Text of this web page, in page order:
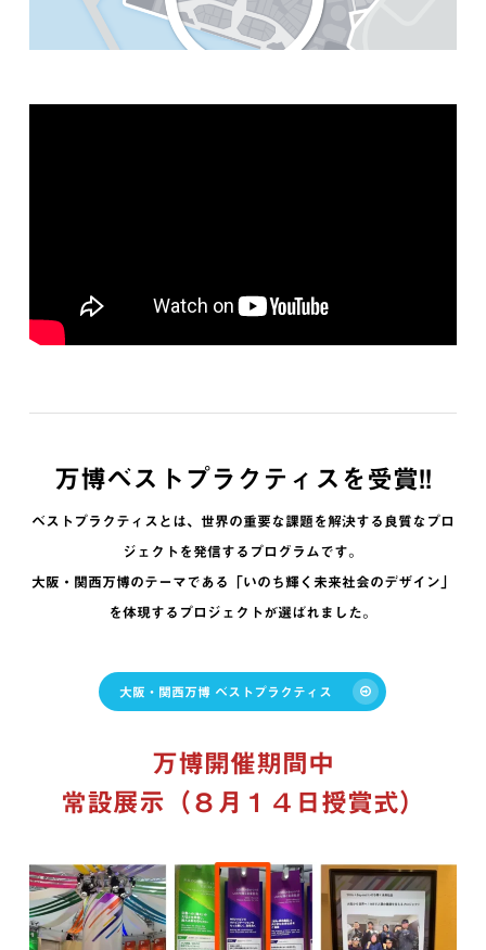
万博ベストプラクティスを受賞!!
ベストプラクティスとは、世界の重要な課題を解決する良質なプロ
ジェクトを発信するプログラムです。
大阪・関西万博のテーマである「いのち輝く未来社会のデザイン」
を体現するプロジェクトが選ばれました。
大阪・関西万博 ベストプラクティス
万博開催期間中
常設展示（８月１４日授賞式）